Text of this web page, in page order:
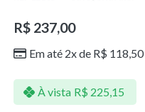
R$237,00
Em até 2x de R$ 118,50
À vista R$ 225,15